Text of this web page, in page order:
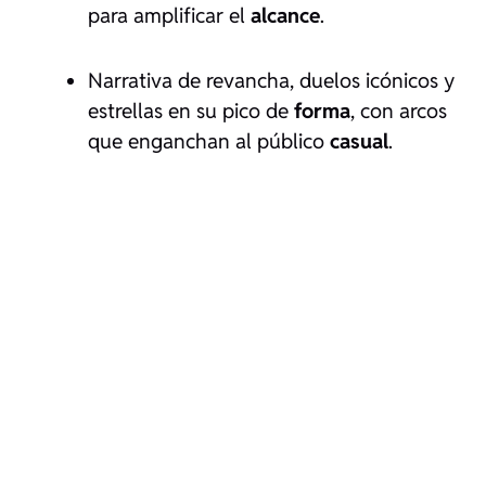
para amplificar el alcance.
Narrativa de revancha, duelos icónicos y
estrellas en su pico de forma, con arcos
que enganchan al público casual.